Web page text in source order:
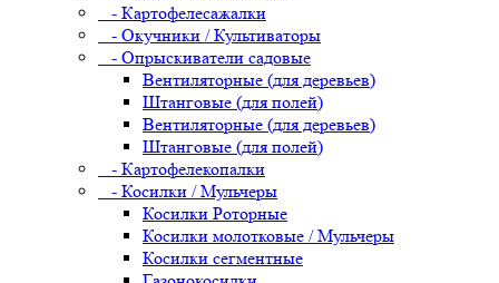
- Картофелесажалки
- Окучники / Культиваторы
- Опрыскиватели садовые
Вентиляторные (для деревьев)
Штанговые (для полей)
Вентиляторные (для деревьев)
Штанговые (для полей)
- Картофелекопалки
- Косилки / Мульчеры
Косилки Роторные
Косилки молотковые / Мульчеры
Косилки сегментные